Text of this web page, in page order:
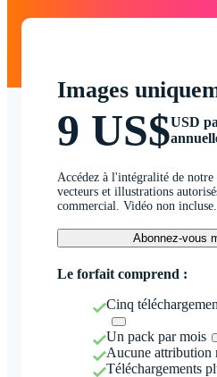
Images
9 US$USD
Accédez à l'intégralité de notre
vecteurs et illustrations
commercial. Vidéo non incluse.
Abonnez-vous
Le forfait comprend :
Cinq
Un pack par mois
Aucune attribution
Téléchargements